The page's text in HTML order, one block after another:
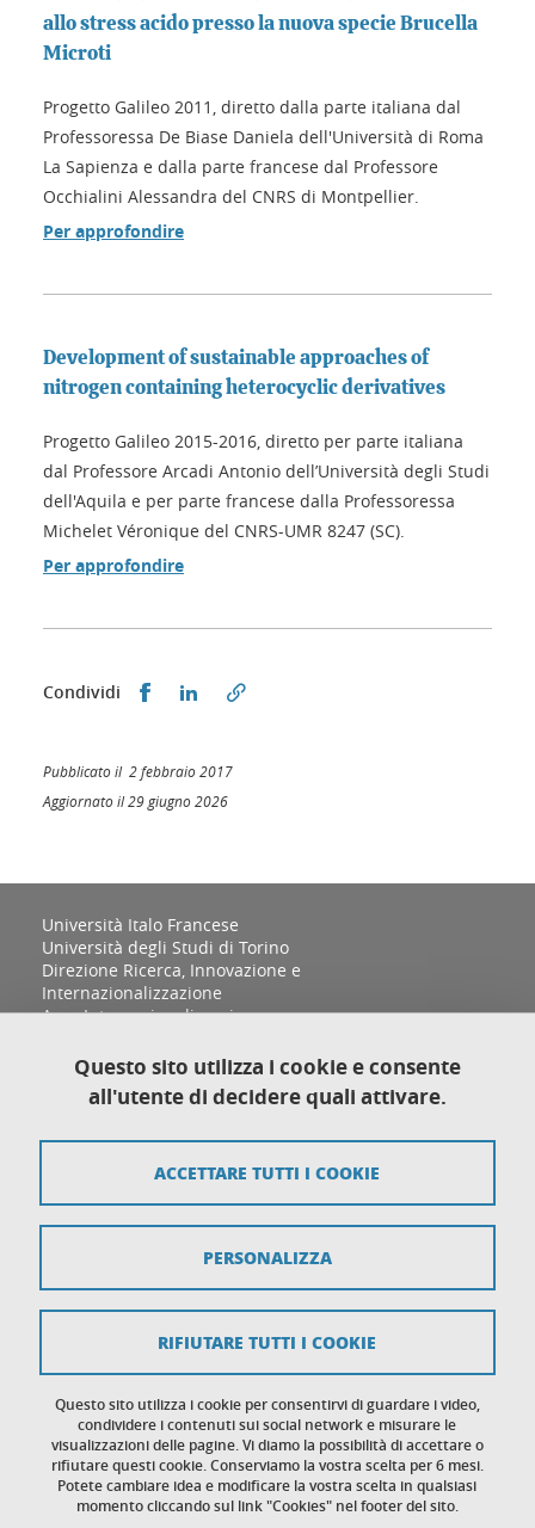
allo stress acido presso la nuova specie Brucella
Microti
Progetto Galileo 2011, diretto dalla parte italiana dal
Professoressa De Biase Daniela dell'Università di Roma
La Sapienza e dalla parte francese dal Professore
Occhialini Alessandra del CNRS di Montpellier.
Per approfondire
Development of sustainable approaches of
nitrogen containing heterocyclic derivatives
Progetto Galileo 2015-2016, diretto per parte italiana
dal Professore Arcadi Antonio dell’Università degli Studi
dell'Aquila e per parte francese dalla Professoressa
Michelet Véronique del CNRS-UMR 8247 (SC).
Per approfondire
Condividi Condividi su Facebook
Condividi su LinkedIn
Pubblicato il 2 febbraio 2017
Aggiornato il 29 giugno 2026
Università Italo Francese
Università degli Studi di Torino
Direzione Ricerca, Innovazione e
Internazionalizzazione
Area Internazionalizzazione
allo Sviluppo
Complesso Aldo Moro, Palazzina D
Via Sant'Ottavio 12/B
Mappa del sito
Note legali
Protezione dei dati personali
Cookies
Accessibilità: non conforme
Questo sito utilizza i cookie e consente
all'utente di decidere quali attivare.
Questo sito utilizza i cookie per consentirvi di guardare i video,
condividere i contenuti sui social network e misurare le
visualizzazioni delle pagine. Vi diamo la possibilità di accettare o
rifiutare questi cookie. Conserviamo la vostra scelta per 6 mesi.
Potete cambiare idea e modificare la vostra scelta in qualsiasi
momento cliccando sul link "Cookies" nel footer del sito.
ACCETTARE TUTTI I COOKIE
RIFIUTARE TUTTI I COOKIE
PERSONALIZZA